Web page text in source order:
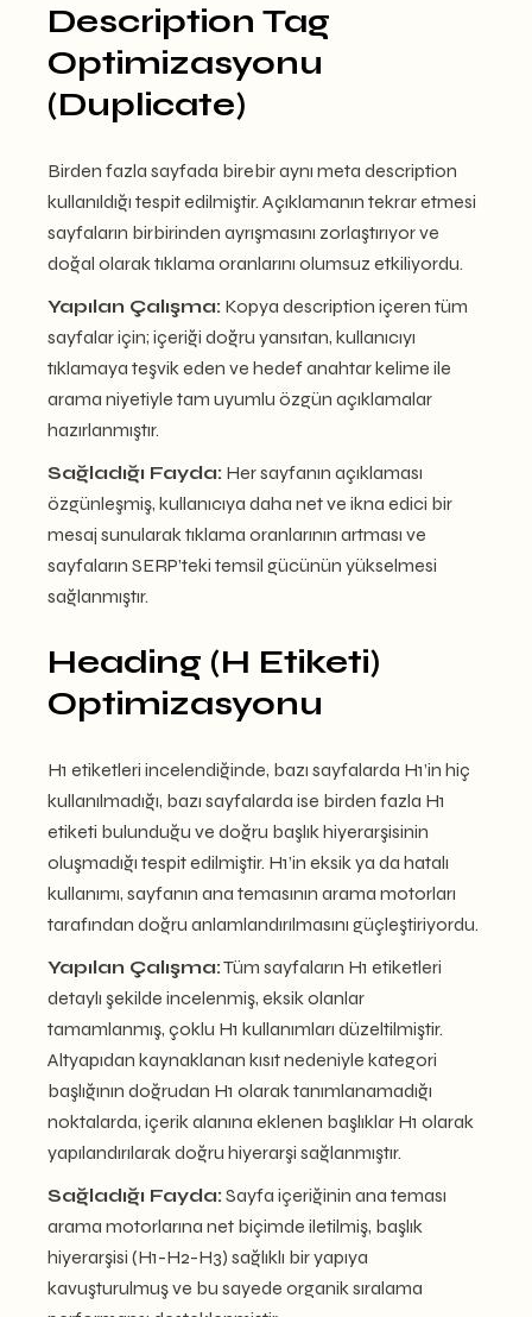
Description Tag
Optimizasyonu
(Duplicate)
Birden fazla sayfada birebir aynı meta description
kullanıldığı tespit edilmiştir. Açıklamanın tekrar etmesi
sayfaların birbirinden ayrışmasını zorlaştırıyor ve
doğal olarak tıklama oranlarını olumsuz etkiliyordu.
Yapılan Çalışma: Kopya description içeren tüm
sayfalar için; içeriği doğru yansıtan, kullanıcıyı
tıklamaya teşvik eden ve hedef anahtar kelime ile
arama niyetiyle tam uyumlu özgün açıklamalar
hazırlanmıştır.
Sağladığı Fayda: Her sayfanın açıklaması
özgünleşmiş, kullanıcıya daha net ve ikna edici bir
mesaj sunularak tıklama oranlarının artması ve
sayfaların SERP’teki temsil gücünün yükselmesi
sağlanmıştır.
Heading (H Etiketi)
Optimizasyonu
H1 etiketleri incelendiğinde, bazı sayfalarda H1’in hiç
kullanılmadığı, bazı sayfalarda ise birden fazla H1
etiketi bulunduğu ve doğru başlık hiyerarşisinin
oluşmadığı tespit edilmiştir. H1’in eksik ya da hatalı
kullanımı, sayfanın ana temasının arama motorları
tarafından doğru anlamlandırılmasını güçleştiriyordu.
Yapılan Çalışma:Tüm sayfaların H1 etiketleri
detaylı şekilde incelenmiş, eksik olanlar
tamamlanmış, çoklu H1 kullanımları düzeltilmiştir.
Altyapıdan kaynaklanan kısıt nedeniyle kategori
başlığının doğrudan H1 olarak tanımlanamadığı
noktalarda, içerik alanına eklenen başlıklar H1 olarak
yapılandırılarak doğru hiyerarşi sağlanmıştır.
Sağladığı Fayda: Sayfa içeriğinin ana teması
arama motorlarına net biçimde iletilmiş, başlık
hiyerarşisi (H1-H2-H3) sağlıklı bir yapıya
kavuşturulmuş ve bu sayede organik sıralama